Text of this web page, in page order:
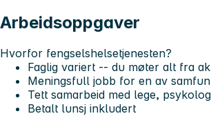
Arbeidsoppgaver
Hvorfor fengselshelsetjenesten?
Faglig variert -- du møter alt fra
Meningsfull jobb for en av
Tett samarbeid med lege,
Betalt lunsj inkludert